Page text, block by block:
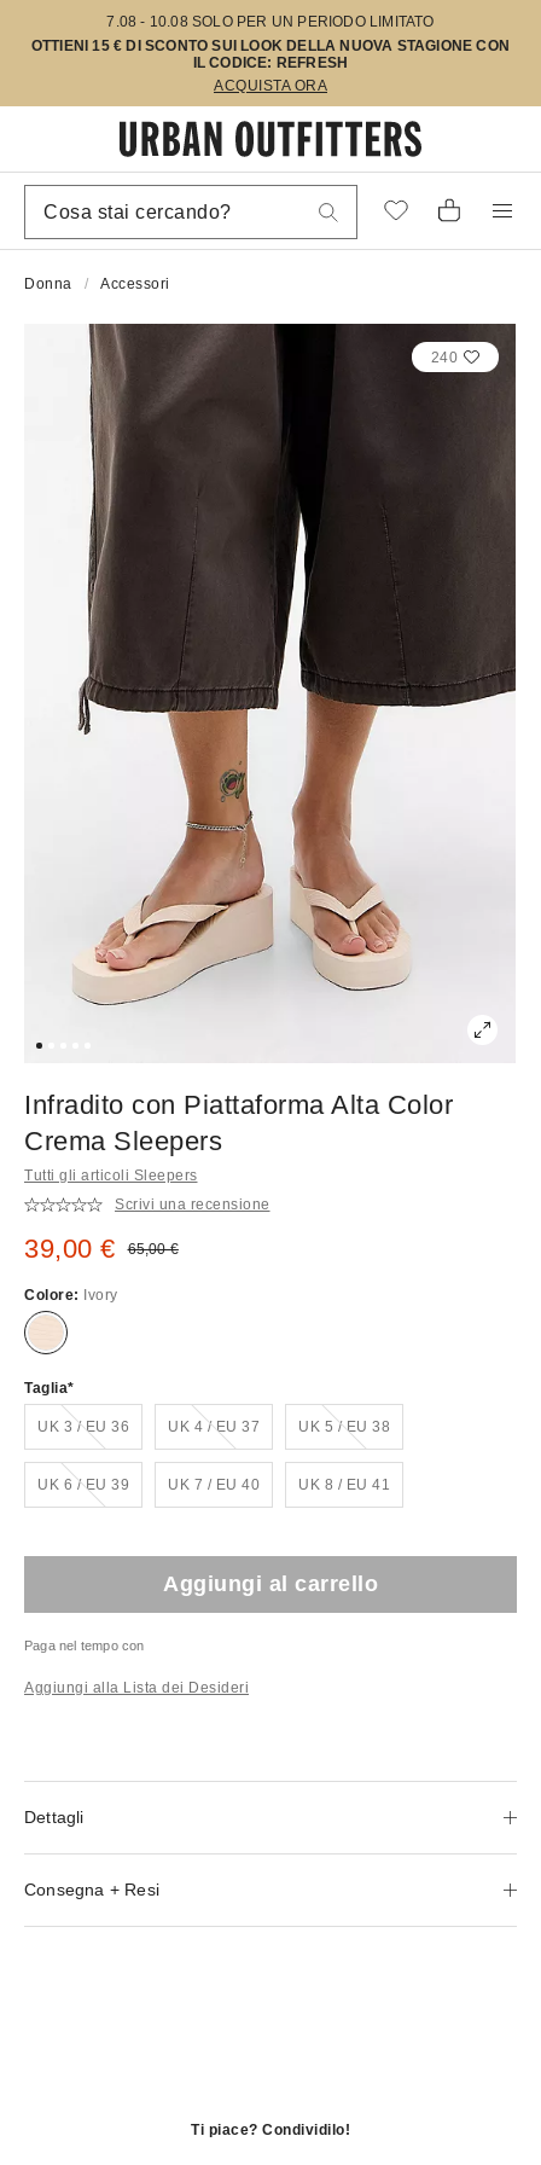
7.08 - 10.08 SOLO PER UN PERIODO LIMITATO
OTTIENI 15 € DI SCONTO SUI LOOK DELLA NUOVA STAGIONE CON
IL CODICE: REFRESH
ACQUISTA ORA
Donna Accessori
240
Infradito con Piattaforma Alta Color
Crema Sleepers
Tutti gli articoli Sleepers
Scrivi una recensione
Prezzo di vendita:
39,00 € Prezzo originale:
65,00 €
Colore: Ivory
Taglia
UK 3 / EU 36
Esaurito! UK 4 / EU 37
Esaurito! UK 5 / EU 38
Esaurito!
UK 6 / EU 39
Esaurito! UK 7 / EU 40 UK 8 / EU 41
Aggiungi al carrello
Paga nel tempo con
Aggiungi alla Lista dei Desideri
Dettagli
Consegna + Resi
Ti piace? Condividilo!